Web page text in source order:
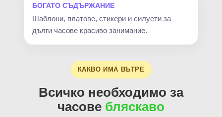
БОГАТО СЪДЪРЖАНИЕ
Шаблони, платове, стикери и силуети за
дълги часове красиво занимание.
КАКВО ИМА ВЪТРЕ
Всичко необходимо за
часове бляскаво